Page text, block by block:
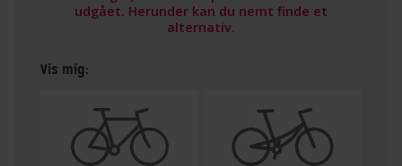
udgået. Herunder kan du nemt finde et
alternativ.
Vis mig: